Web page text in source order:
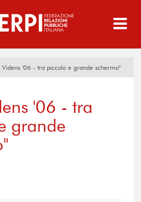
Videns '06 - tra piccolo e grande schermo"
'06 - tra
grande